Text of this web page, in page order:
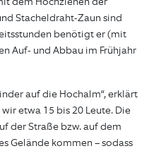
Stacheldraht-Zaun sind
benötigt er (mit
Auf- und Abbau im Frühjahr
auf die Hochalm“, erklärt
etwa 15 bis 20 Leute. Die
der Straße bzw. auf dem
Gelände kommen – sodass